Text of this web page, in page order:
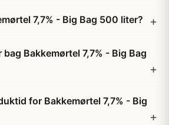
7,7% - Big Bag 500 liter?
Bakkemørtel 7,7% - Big Bag
for Bakkemørtel 7,7% - Big